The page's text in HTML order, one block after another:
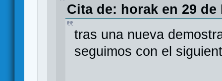
Cita de: horak en 29 de
tras una nueva
seguimos con el